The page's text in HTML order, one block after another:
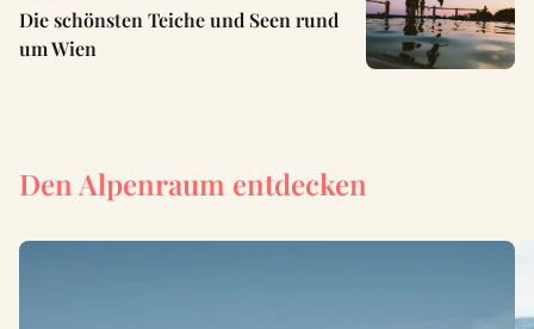
Die schönsten Teiche und Seen rund
um Wien
Den Alpenraum entdecken